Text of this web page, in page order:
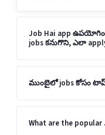
Job Hai app
jobs కనుగొని, ఎలా
ముంబైలో jobs కోసం
What are the popular